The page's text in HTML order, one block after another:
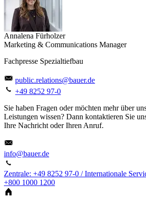
Annalena Fürholzer
Marketing & Communications Manager
Fachpresse Spezialtiefbau
public.relations@bauer.de
+49 8252 97-0
Sie haben Fragen oder möchten mehr über
Leistungen wissen? Dann kontaktieren Sie
Ihre Nachricht oder Ihren Anruf.
info@bauer.de
Zentrale: +49 8252 97-0 / Internationale
+800 1000 1200